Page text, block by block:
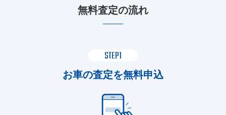
無料査定の流れ
STEP1
お車の査定を無料申込